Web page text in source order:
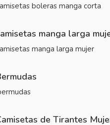
manga larga
de Tirantes